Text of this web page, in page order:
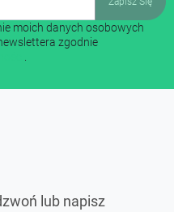
moich danych osobowych
zgodnie
lub napisz